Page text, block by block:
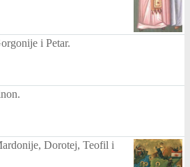
i Petar.
Dorotej, Teofil i